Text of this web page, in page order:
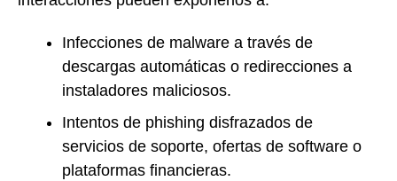
Infecciones de malware a través de
descargas automáticas o redirecciones a
instaladores maliciosos.
Intentos de phishing disfrazados de
servicios de soporte, ofertas de software o
plataformas financieras.